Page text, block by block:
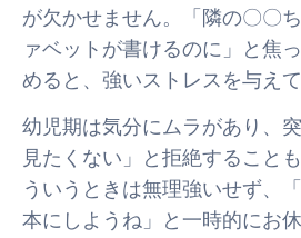
が欠かせません。「隣の〇〇
ァベットが書けるのに」と焦
めると、強いストレスを与えて
幼児期は気分にムラがあり、
見たくない」と拒絶すること
ういうときは無理強いせず、
本にしようね」と一時的にお